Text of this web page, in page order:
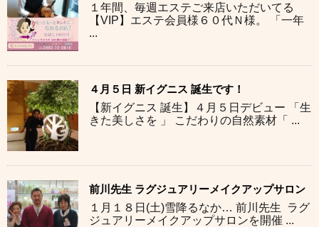
１年間、毎週エステご来店いただいてる
【VIP】エステ会員様６０代Ｎ様。 「一年
...
４月５日 新イグニス 誕生です！
【新イグニス 誕生】４月５日デビュー 「生
きた美しさを 」 こだわりの自然素材「 ...
前川先生 ラグジュアリーメイクアップサロン
１月１８日(土)雪降るなか… 前川先生 ラグ
ジュアリーメイクアップサロンを開催 ...